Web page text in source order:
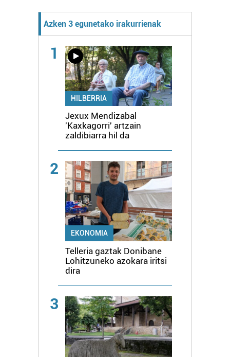
Azken 3 egunetako irakurrienak
1
HILBERRIA
Jexux Mendizabal
'Kaxkagorri' artzain
zaldibiarra hil da
2
EKONOMIA
Telleria gaztak Donibane
Lohitzuneko azokara iritsi
dira
3